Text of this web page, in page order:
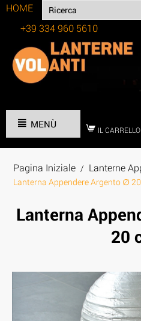
HOME
+39 334 960 5610
MENÙ IL
Pagina Iniziale / Lanterne
Lanterna Appendere Argento ∅
Lanterna
20